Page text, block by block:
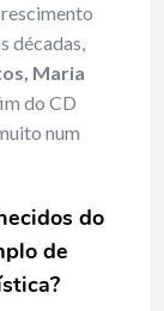
décadas,
Maria
do CD
num
do
de